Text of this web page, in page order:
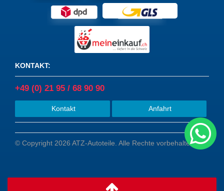
KONTAKT:
+49 (0) 21 95 / 68 90 90
Kontakt Anfahrt
© Copyright 2026 ATZ-Autoteile. Alle Rechte vorbehalten.